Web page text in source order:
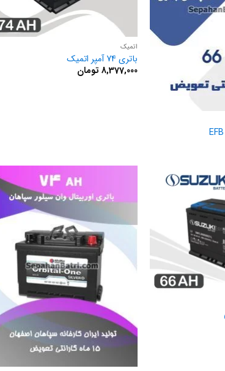
اتمیک
باتری 74 آمپر اتمیک
8,377,000 تومان